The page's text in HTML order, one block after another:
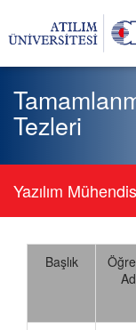
Tezleri
Yazılım
Başlık